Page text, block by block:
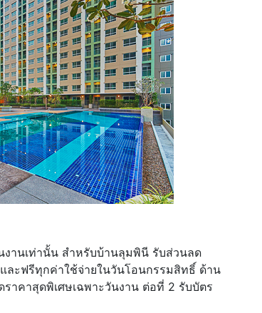
งานเท่านั้น สำหรับบ้านลุมพินี รับส่วนลด
ะฟรีทุกค่าใช้จ่ายในวันโอนกรรมสิทธิ์ ด้าน
าคาสุดพิเศษเฉพาะวันงาน ต่อที่ 2 รับบัตร